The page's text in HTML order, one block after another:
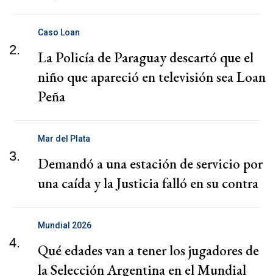
2.
Caso Loan
La Policía de Paraguay descartó que el
niño que apareció en televisión sea Loan
Peña
3.
Mar del Plata
Demandó a una estación de servicio por
una caída y la Justicia falló en su contra
4.
Mundial 2026
Qué edades van a tener los jugadores de
la Selección Argentina en el Mundial